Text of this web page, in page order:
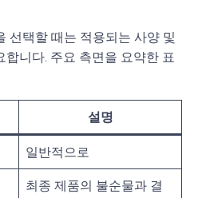
선택할 때는 적용되는 사양 및
니다. 주요 측면을 요약한 표
설명
일반적으로
최종 제품의 불순물과 결